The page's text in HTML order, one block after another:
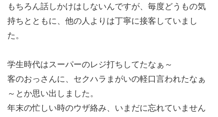
もちろん話しかけはしないんですが、毎度どうもの気
持ちとともに、他の人よりは丁寧に接客していまし
た。
学生時代はスーパーのレジ打ちしてたなぁ～
客のおっさんに、セクハラまがいの軽口言われたなぁ
～とか思い出しました。
年末の忙しい時のウザ絡み、いまだに忘れていません